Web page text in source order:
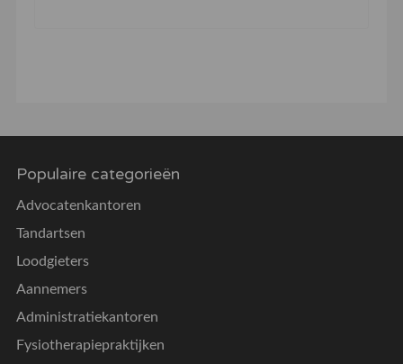
Populaire categorieën
Advocatenkantoren
Tandartsen
Loodgieters
Aannemers
Administratiekantoren
Fysiotherapiepraktijken